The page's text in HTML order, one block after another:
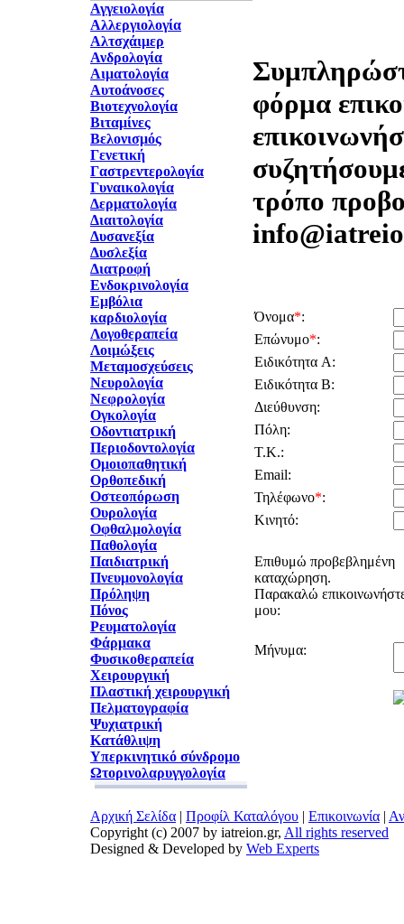
Αγγειολογία
Αλλεργιολογία
Αλτσχάιμερ
Ανδρολογία
Αιματολογία
Αυτοάνοσες
Βιοτεχνολογία
Βιταμίνες
Βελονισμός
Γενετική
Γαστρεντερολογία
Γυναικολογία
Δερματολογία
Διαιτολογία
Δυσανεξία
Δυσλεξία
Διατροφή
Ενδοκρινολογία
Εμβόλια
καρδιολογία
Λογοθεραπεία
Λοιμώξεις
Μεταμοσχεύσεις
Νευρολογία
Νεφρολογία
Ογκολογία
Οδοντιατρική
Περιοδοντολογία
Ομοιοπαθητική
Ορθοπεδική
Οστεοπόρωση
Ουρολογία
Οφθαλμολογία
Παθολογία
Παιδιατρική
Πνευμονολογία
Πρόληψη
Πόνος
Ρευματολογία
Φάρμακα
Φυσικοθεραπεία
Χειρουργική
Πλαστική χειρουργική
Πελματογραφία
Ψυχιατρική
Κατάθλιψη
Υπερκινητικό σύνδρομο
Ωτορινολαρυγγολογία
φόρμα
τρόπο
Όνομα*:
Επώνυμο*:
Ειδικότητα A:
Ειδικότητα B:
Διεύθυνση:
Πόλη:
Τ.Κ.:
Email:
Τηλέφωνο*:
Κινητό:
Επιθυμώ προβεβλημένη
καταχώρηση.
Παρακαλώ
μου:
Μήνυμα:
Αρχική Σελίδα | Προφίλ Καταλόγου | Επικοινωνία |
Copyright (c) 2007 by iatreion.gr, All rights reserved
Designed & Developed by Web Experts